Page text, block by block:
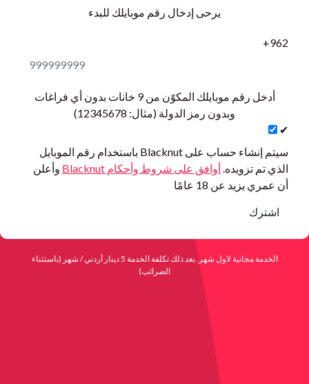
يرحى إدخال رقم موبايلك للبدء
+962
أدخل رقم موبايلك المكوّن من 9 خانات بدون أي فراغات
وبدون رمز الدولة (مثال: 12345678)
✔
سيتم إنشاء حساب على Blacknut باستخدام رقم الموبايل
الذي تم تزويده. أوافق على شروط وأحكام Blacknut
وأعلن
أن عمري يزيد عن 18 عامًا
اشترك
الخدمة مجانية لاول شهر. بعد ذلك تكلفة الخدمة 5 دينار أردني / شهر (باستثناء
الضرائب)